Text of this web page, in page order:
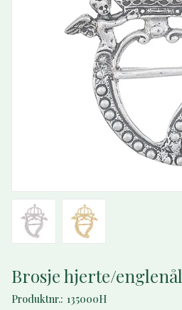
Brosje hjerte/englenål
Produktnr. 135000H